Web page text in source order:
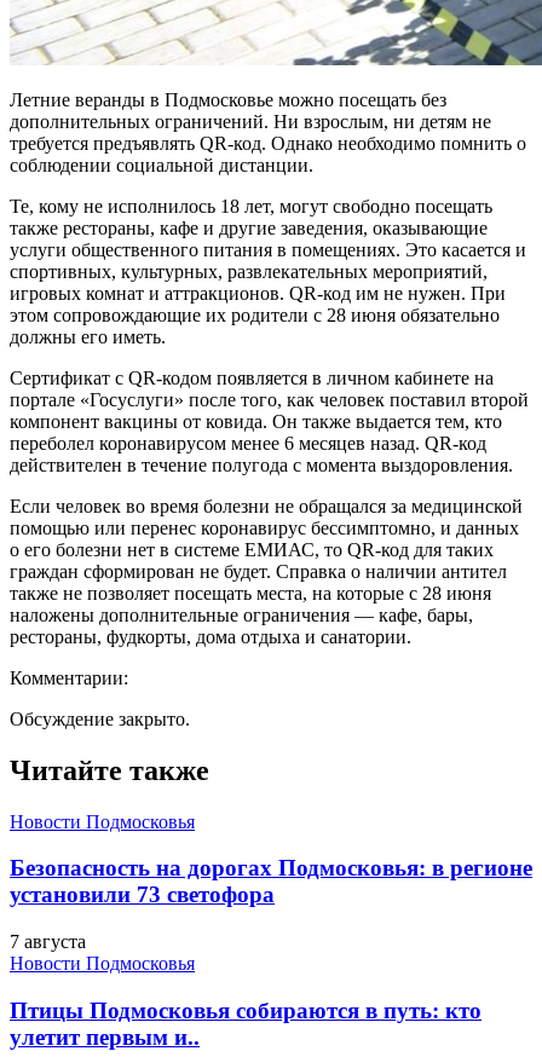
Летние веранды в Подмосковье можно посещать без
дополнительных ограничений. Ни взрослым, ни детям не
требуется предъявлять QR-код. Однако необходимо помнить о
соблюдении социальной дистанции.
Те, кому не исполнилось 18 лет, могут свободно посещать
также рестораны, кафе и другие заведения, оказывающие
услуги общественного питания в помещениях. Это касается и
спортивных, культурных, развлекательных мероприятий,
игровых комнат и аттракционов. QR-код им не нужен. При
этом сопровождающие их родители с 28 июня обязательно
должны его иметь.
Сертификат с QR-кодом появляется в личном кабинете на
портале «Госуслуги» после того, как человек поставил второй
компонент вакцины от ковида. Он также выдается тем, кто
переболел коронавирусом менее 6 месяцев назад. QR-код
действителен в течение полугода с момента выздоровления.
Если человек во время болезни не обращался за медицинской
помощью или перенес коронавирус бессимптомно, и данных
о его болезни нет в системе ЕМИАС, то QR-код для таких
граждан сформирован не будет. Справка о наличии антител
также не позволяет посещать места, на которые с 28 июня
наложены дополнительные ограничения — кафе, бары,
рестораны, фудкорты, дома отдыха и санатории.
Комментарии:
Обсуждение закрыто.
Читайте также
Новости Подмосковья
Безопасность на дорогах Подмосковья: в регионе
установили 73 светофора
7 августа
Новости Подмосковья
Птицы Подмосковья собираются в путь: кто
улетит первым и..